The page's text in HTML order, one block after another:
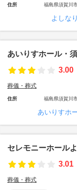
住所 福島県須賀川
よしな
あいりすホール・須
3.00
葬儀・葬式
住所 福島県須賀川
あいりすホ
セレモニーホール
3.01
葬儀・葬式